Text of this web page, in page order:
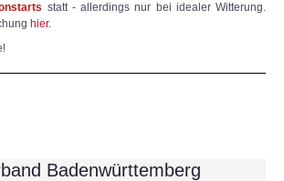
statt - allerdings nur bei idealer Witterung.
hier.
Badenwürttemberg